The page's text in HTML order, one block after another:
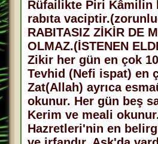
m
a
m
ı
ş
m
e
s
a
j
Rüfailikte Piri Kâmilin
rabıta
RABITASIZ ZİKİR DE
OLMAZ.(İSTENEN
Zikir her gün en çok
Tevhid (Nefi ispat) en
Zat(Allah) ayrıca
okunur. Her gün beş
Kerim ve meali
Hazretleri'nin en